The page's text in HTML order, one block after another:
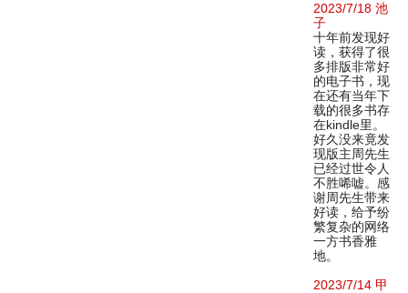
2023/7/18 池
子
十年前发现好
读，获得了很
多排版非常好
的电子书，现
在还有当年下
载的很多书存
在kindle里。
好久没来竟发
现版主周先生
已经过世令人
不胜唏嘘。感
谢周先生带来
好读，给予纷
繁复杂的网络
一方书香雅
地。
2023/7/14 甲